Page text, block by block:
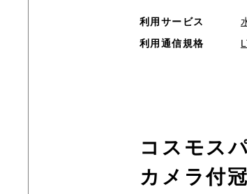
利用サービス
利用通信規格
コスモス
カメラ付